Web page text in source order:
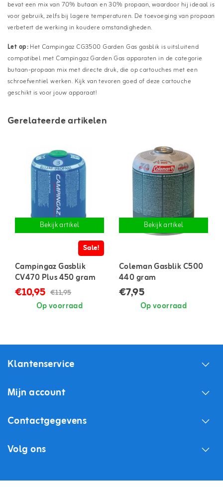
bevat een mix van 70% butaan en 30% propaan, waardoor hij ideaal is
voor gebruik, zelfs bij lagere temperaturen. De toevoeging van propaan
verbetert de werking in koudere omstandigheden.
Let op:Het Campingaz CG3500 Garden Gas gasblik is uitsluitend
compatibel met Campingaz Garden Gas apparaten in de categorie
butaan-propaan mix met directe druk, die op cartouches met een
schroefventiel werken. Kijk van tevoren goed of deze cartouche
geschikt is voor jouw apparaat!
Gerelateerde artikelen
Bekijk artikel
Sale!
Campingaz Gasblik
CV470 Plus 450 gram
€10,95 €11,95
Op voorraad
Bekijk artikel
Coleman Gasblik C500
440 gram
€7,95
Op voorraad
Klantenservice
Mijn account
Contactgegevens
Volg ons